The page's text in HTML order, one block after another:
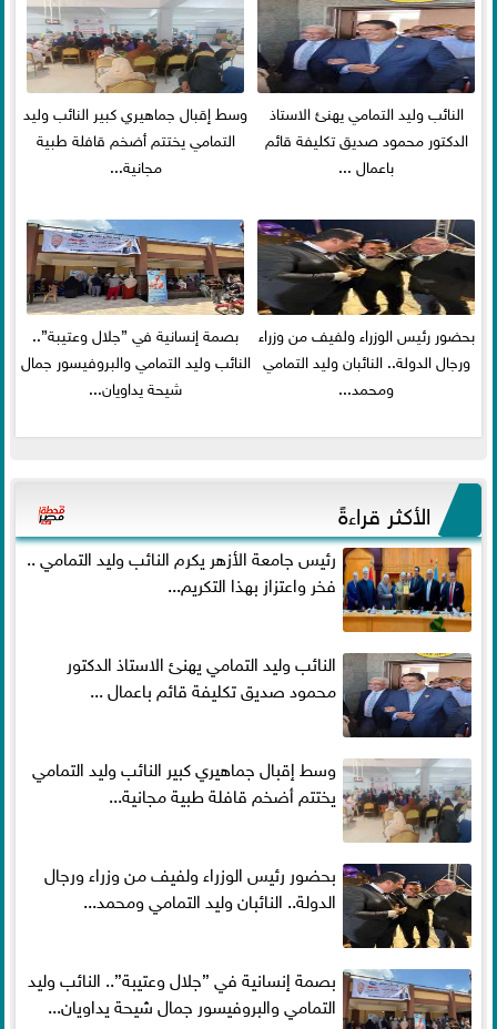
النائب وليد التمامي يهنئ الاستاذ
الدكتور محمود صديق تكليفة قائم
باعمال ...
وسط إقبال جماهيري كبير النائب وليد
التمامي يختتم أضخم قافلة طبية
مجانية...
بحضور رئيس الوزراء ولفيف من وزراء
ورجال الدولة.. النائبان وليد التمامي
ومحمد...
بصمة إنسانية في ”جلال وعتيبة”..
النائب وليد التمامي والبروفيسور جمال
شيحة يداويان...
الأكثر قراءةً
رئيس جامعة الأزهر يكرم النائب وليد التمامي ..
فخر واعتزاز بهذا التكريم...
النائب وليد التمامي يهنئ الاستاذ الدكتور
محمود صديق تكليفة قائم باعمال ...
وسط إقبال جماهيري كبير النائب وليد التمامي
يختتم أضخم قافلة طبية مجانية...
بحضور رئيس الوزراء ولفيف من وزراء ورجال
الدولة.. النائبان وليد التمامي ومحمد...
بصمة إنسانية في ”جلال وعتيبة”.. النائب وليد
التمامي والبروفيسور جمال شيحة يداويان...